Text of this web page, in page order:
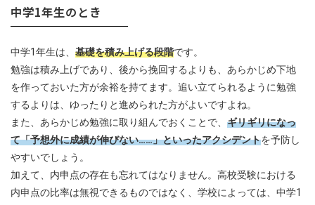
中学1年生のとき
中学1年生は、 基礎を積み上げる段階です。
勉強は積み上げであり、後から挽回するよりも、あらかじめ下地
を作っておいた方が余裕を持てます。追い立てられるように勉強
するよりは、ゆったりと進められた方がよいですよね。
また、あらかじめ勉強に取り組んでおくことで、 ギリギリになっ
て「予想外に成績が伸びない……」といったアクシデントを予防し
やすいでしょう。
加えて、内申点の存在も忘れてはなりません。高校受験における
内申点の比率は無視できるものではなく、学校によっては、中学1